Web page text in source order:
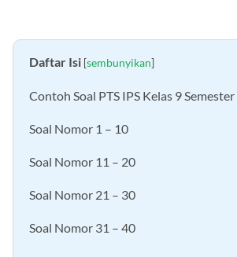
Daftar Isi [sembunyikan]
Contoh Soal PTS IPS Kelas 9
Soal Nomor 1 – 10
Soal Nomor 11 – 20
Soal Nomor 21 – 30
Soal Nomor 31 – 40